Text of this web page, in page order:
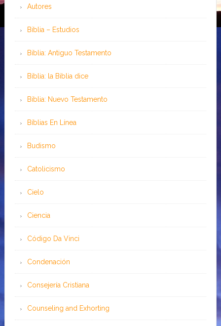
Autores
Biblia – Estudios
Biblia: Antiguo Testamento
Biblia: la Biblia dice
Biblia: Nuevo Testamento
Bíblias En Línea
Budismo
Catolicismo
Cielo
Ciencia
Código Da Vinci
Condenación
Consejería Cristiana
Counseling and Exhorting